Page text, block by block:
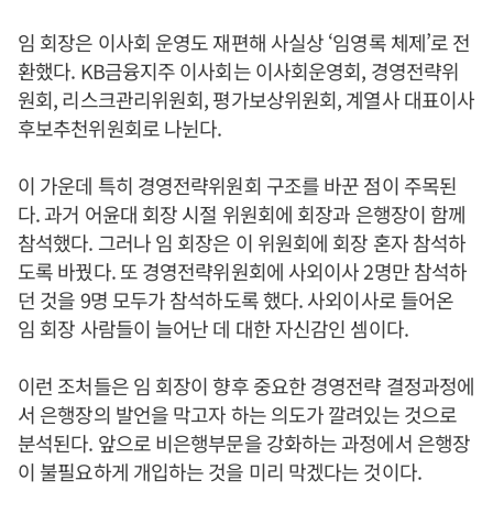
임 회장은 이사회 운영도 재편해 사실상 ‘임영록 체제’로 전
환했다. KB금융지주 이사회는 이사회운영회, 경영전략위
원회, 리스크관리위원회, 평가보상위원회, 계열사 대표이사
후보추천위원회로 나뉜다.
이 가운데 특히 경영전략위원회 구조를 바꾼 점이 주목된
다. 과거 어윤대 회장 시절 위원회에 회장과 은행장이 함께
참석했다. 그러나 임 회장은 이 위원회에 회장 혼자 참석하
도록 바꿨다. 또 경영전략위원회에 사외이사 2명만 참석하
던 것을 9명 모두가 참석하도록 했다. 사외이사로 들어온
임 회장 사람들이 늘어난 데 대한 자신감인 셈이다.
이런 조처들은 임 회장이 향후 중요한 경영전략 결정과정에
서 은행장의 발언을 막고자 하는 의도가 깔려있는 것으로
분석된다. 앞으로 비은행부문을 강화하는 과정에서 은행장
이 불필요하게 개입하는 것을 미리 막겠다는 것이다.